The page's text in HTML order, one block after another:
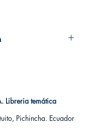
ediciones
Libreria temática
Pichincha. Ecuador